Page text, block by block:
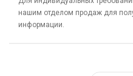
нашим отделом продаж для
информации.